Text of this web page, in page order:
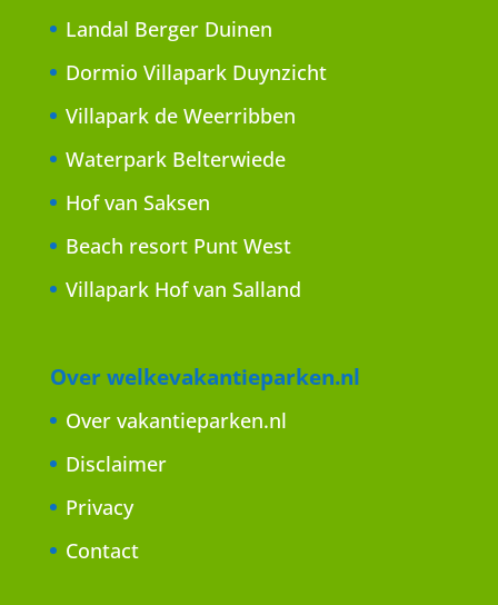
Landal Berger Duinen
Dormio Villapark Duynzicht
Villapark de Weerribben
Waterpark Belterwiede
Hof van Saksen
Beach resort Punt West
Villapark Hof van Salland
Over welkevakantieparken.nl
Over vakantieparken.nl
Disclaimer
Privacy
Contact